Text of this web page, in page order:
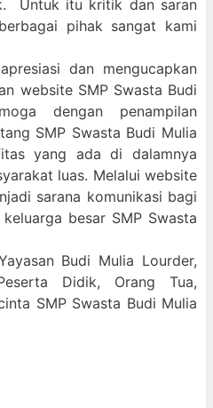
Untuk itu kritik dan saran
pihak sangat kami
dan mengucapkan
website SMP Swasta Budi
dengan penampilan
SMP Swasta Budi Mulia
yang ada di dalamnya
luas. Melalui website
sarana komunikasi bagi
besar SMP Swasta
Budi Mulia Lourder,
Didik, Orang Tua,
SMP Swasta Budi Mulia